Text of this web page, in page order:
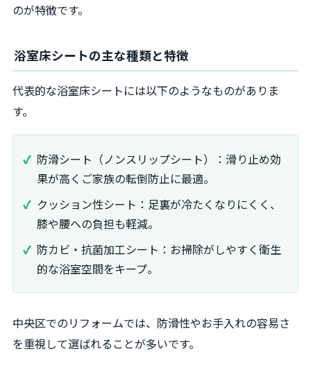
のが特徴です。
浴室床シートの主な種類と特徴
代表的な浴室床シートには以下のようなものがありま
す。
防滑シート（ノンスリップシート）：滑り止め効
果が高くご家族の転倒防止に最適。
クッション性シート：足裏が冷たくなりにくく、
膝や腰への負担も軽減。
防カビ・抗菌加工シート：お掃除がしやすく衛生
的な浴室空間をキープ。
中央区でのリフォームでは、防滑性やお手入れの容易さ
を重視して選ばれることが多いです。